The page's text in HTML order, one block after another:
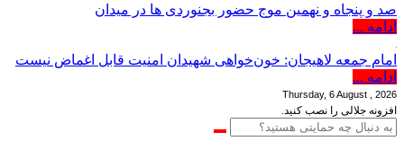
صد و پنجاه و نهمین موج حضور بجنوردی ها در میدان
ادامه ...
امام جمعه لاهیجان: خون‌خواهی شهیدان امنیت قابل اغماض نیست
ادامه ...
Thursday, 6 August , 2026
افزونه جلالی را نصب کنید.